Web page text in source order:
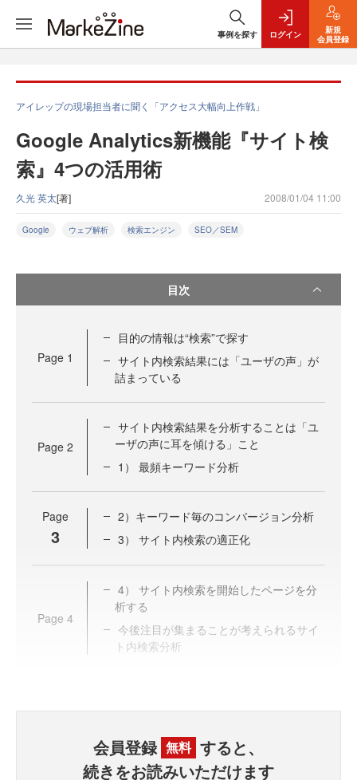
事例を探す ログイン
新規
会員登録
アイレップの現場担当者に聞く「アクセス大幅向上作戦」
Google Analytics新機能『サイト検
索』4つの活用術
久光 英太[著] 2008/01/04 11:00
Google ウェブ解析 検索エンジン SEO／SEM
目次
Page 1
目的の情報は“検索”で探す
サイト内検索結果には「ユーザの声」が
詰まっている
Page 2
サイト内検索結果を分析することは「ユ
ーザの声に耳を傾ける」こと
1） 最頻キーワード分析
Page
3
2）キーワード毎のコンバージョン分析
3） サイト内検索の適正化
Page 4
4） サイト内検索を開始したページを分
析する
今後注目が集まることが考えられるサイ
ト内検索分析
会員登録 無料 すると、
続きをお読みいただけます